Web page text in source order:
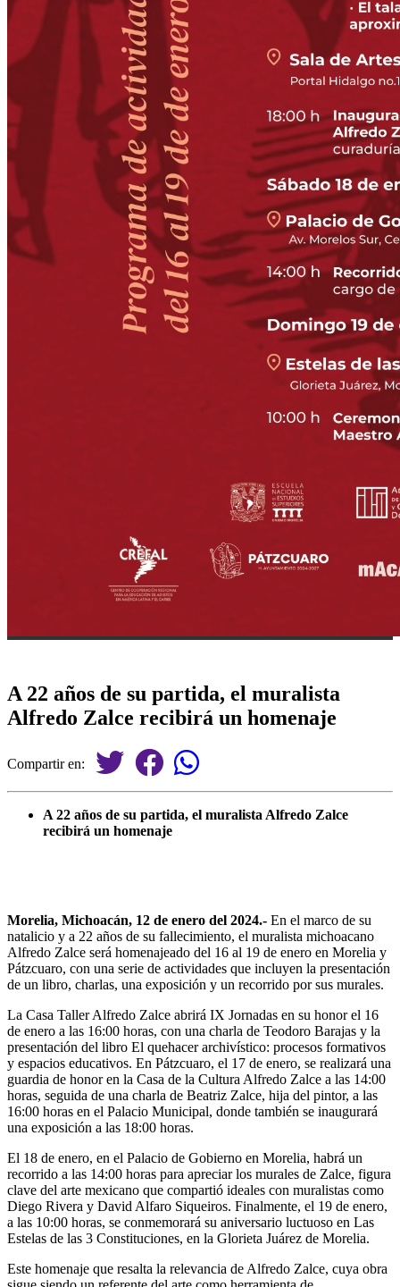
A 22 años de su partida, el muralista
Alfredo Zalce recibirá un homenaje
Compartir en:
A 22 años de su partida, el muralista Alfredo Zalce
recibirá un homenaje
Morelia, Michoacán, 12 de enero del 2024.- En el marco de su
natalicio y a 22 años de su fallecimiento, el muralista michoacano
Alfredo Zalce será homenajeado del 16 al 19 de enero en Morelia y
Pátzcuaro, con una serie de actividades que incluyen la presentación
de un libro, charlas, una exposición y un recorrido por sus murales.
La Casa Taller Alfredo Zalce abrirá IX Jornadas en su honor el 16
de enero a las 16:00 horas, con una charla de Teodoro Barajas y la
presentación del libro El quehacer archivístico: procesos formativos
y espacios educativos. En Pátzcuaro, el 17 de enero, se realizará una
guardia de honor en la Casa de la Cultura Alfredo Zalce a las 14:00
horas, seguida de una charla de Beatriz Zalce, hija del pintor, a las
16:00 horas en el Palacio Municipal, donde también se inaugurará
una exposición a las 18:00 horas.
El 18 de enero, en el Palacio de Gobierno en Morelia, habrá un
recorrido a las 14:00 horas para apreciar los murales de Zalce, figura
clave del arte mexicano que compartió ideales con muralistas como
Diego Rivera y David Alfaro Siqueiros. Finalmente, el 19 de enero,
a las 10:00 horas, se conmemorará su aniversario luctuoso en Las
Estelas de las 3 Constituciones, en la Glorieta Juárez de Morelia.
Este homenaje que resalta la relevancia de Alfredo Zalce, cuya obra